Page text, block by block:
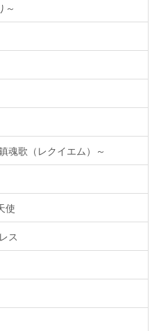
～
魂歌（レクイエム）～
使
ス